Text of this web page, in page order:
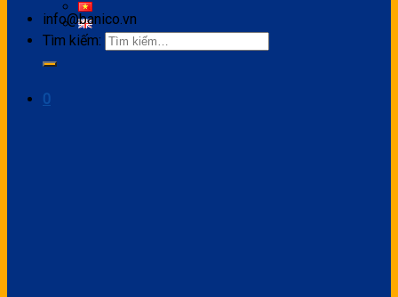
Tìm kiếm:
0
info@banico.vn